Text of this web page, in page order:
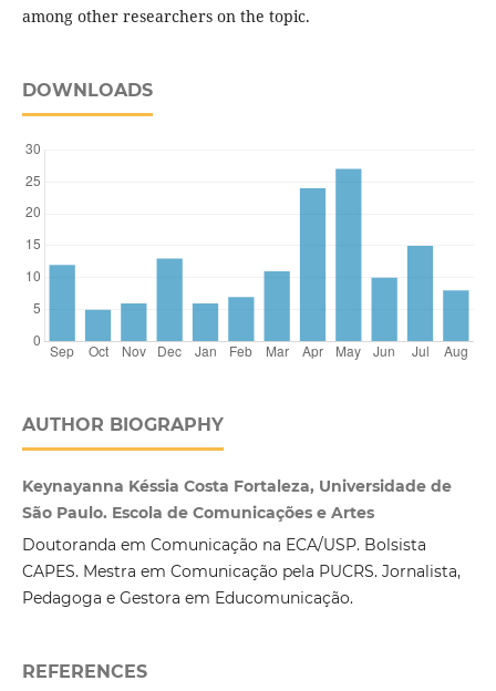
among other researchers on the topic.
DOWNLOADS
AUTHOR BIOGRAPHY
Keynayanna Késsia Costa Fortaleza, Universidade de
São Paulo. Escola de Comunicações e Artes
Doutoranda em Comunicação na ECA/USP. Bolsista
CAPES. Mestra em Comunicação pela PUCRS. Jornalista,
Pedagoga e Gestora em Educomunicação.
REFERENCES